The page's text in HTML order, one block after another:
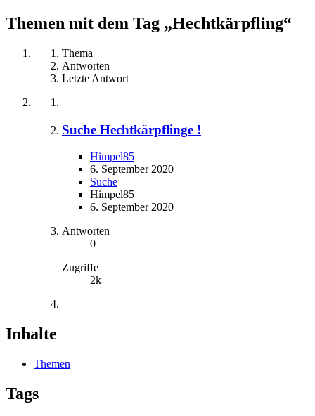
Themen mit dem Tag „Hechtkärpfling“
Thema
Antworten
Letzte Antwort
Suche Hechtkärpflinge !
Himpel85
6. September 2020
Suche
Himpel85
6. September 2020
Antworten
0
Zugriffe
2k
Inhalte
Themen
Tags